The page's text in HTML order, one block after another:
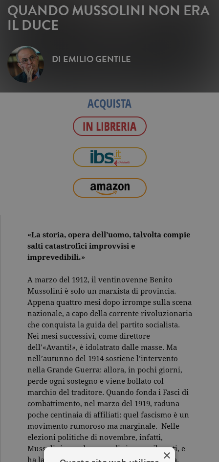
QUANDO MUSSOLINI NON ERA
IL DUCE
DI EMILIO GENTILE
ACQUISTA
«La storia, opera dell’uomo, talvolta compie
salti catastrofici improvvisi e
imprevedibili.»
A marzo del 1912, il ventinovenne Benito
Mussolini è solo un marxista di provincia.
Appena quattro mesi dopo irrompe sulla scena
nazionale, a capo della corrente rivoluzionaria
che conquista la guida del partito socialista.
Nei mesi successivi, come direttore
dell’«Avanti!», è idolatrato dalle masse. Ma
nell’autunno del 1914 sostiene l’intervento
nella Grande Guerra: allora, in pochi giorni,
perde ogni sostegno e viene bollato col
marchio del traditore. Quando fonda i Fasci di
combattimento, nel marzo del 1919, raduna
poche centinaia di affiliati: quel fascismo è un
movimento rumoroso ma marginale. Nelle
elezioni politiche di novembre, infatti,
Mussolini prende meno di cinquemila voti, e
ha la tentazione di abbandonare la politica.
×